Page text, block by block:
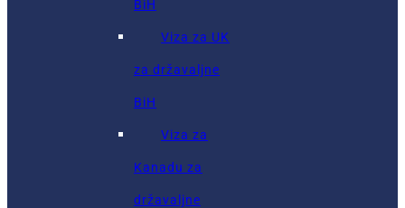
BiH
Viza za UK
za državaljne
BiH
Viza za
Kanadu za
državaljne